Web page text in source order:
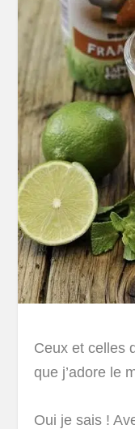
Ceux et celles
que j’adore le
Oui je sais !